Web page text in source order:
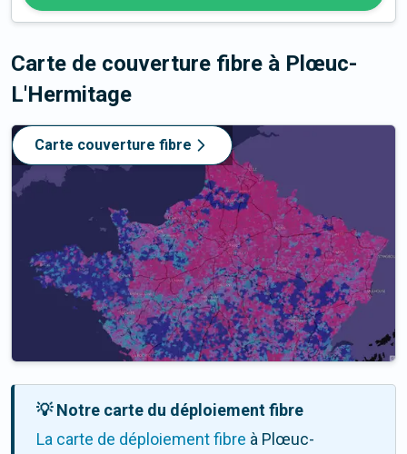
Carte de couverture fibre à Plœuc-
L'Hermitage
Carte couverture fibre
💡 Notre carte du déploiement fibre
La carte de déploiement fibre à Plœuc-